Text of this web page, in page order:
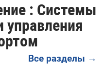
: Системы
управления
Все разделы →